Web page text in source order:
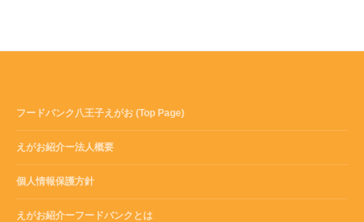
フードバンク八王子えがお (Top Page)
えがお紹介ー法人概要
個人情報保護方針
えがお紹介ーフードバンクとは